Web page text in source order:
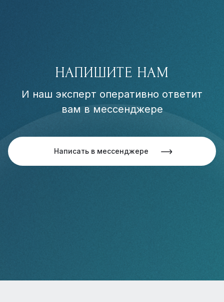
НАПИШИТЕ НАМ
И наш эксперт оперативно ответит
вам в мессенджере
Написать в мессенджере